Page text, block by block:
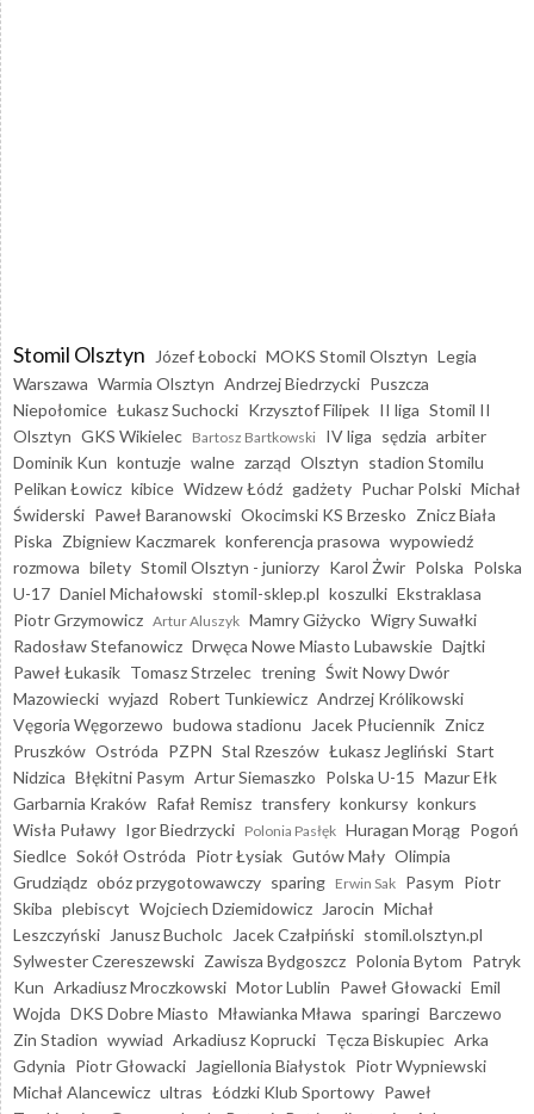
Stomil Olsztyn Józef Łobocki MOKS Stomil Olsztyn Legia
Warszawa Warmia Olsztyn Andrzej Biedrzycki Puszcza
Niepołomice Łukasz Suchocki Krzysztof Filipek II liga Stomil II
Olsztyn GKS Wikielec Bartosz Bartkowski IV liga sędzia arbiter
Dominik Kun kontuzje walne zarząd Olsztyn stadion Stomilu
Pelikan Łowicz kibice Widzew Łódź gadżety Puchar Polski Michał
Świderski Paweł Baranowski Okocimski KS Brzesko Znicz Biała
Piska Zbigniew Kaczmarek konferencja prasowa wypowiedź
rozmowa bilety Stomil Olsztyn - juniorzy Karol Żwir Polska Polska
U-17 Daniel Michałowski stomil-sklep.pl koszulki Ekstraklasa
Piotr Grzymowicz Artur Aluszyk Mamry Giżycko Wigry Suwałki
Radosław Stefanowicz Drwęca Nowe Miasto Lubawskie Dajtki
Paweł Łukasik Tomasz Strzelec trening Świt Nowy Dwór
Mazowiecki wyjazd Robert Tunkiewicz Andrzej Królikowski
Vęgoria Węgorzewo budowa stadionu Jacek Płuciennik Znicz
Pruszków Ostróda PZPN Stal Rzeszów Łukasz Jegliński Start
Nidzica Błękitni Pasym Artur Siemaszko Polska U-15 Mazur Ełk
Garbarnia Kraków Rafał Remisz transfery konkursy konkurs
Wisła Puławy Igor Biedrzycki Polonia Pasłęk Huragan Morąg Pogoń
Siedlce Sokół Ostróda Piotr Łysiak Gutów Mały Olimpia
Grudziądz obóz przygotowawczy sparing Erwin Sak Pasym Piotr
Skiba plebiscyt Wojciech Dziemidowicz Jarocin Michał
Leszczyński
Janusz Bucholc Jacek Czałpiński stomil.olsztyn.pl
Sylwester Czereszewski Zawisza Bydgoszcz Polonia Bytom Patryk
Kun Arkadiusz Mroczkowski Motor Lublin Paweł Głowacki Emil
Wojda DKS Dobre Miasto Mławianka Mława sparingi Barczewo
Zin Stadion wywiad Arkadiusz Koprucki Tęcza Biskupiec Arka
Gdynia Piotr Głowacki Jagiellonia Białystok Piotr Wypniewski
Michał Alancewicz ultras Łódzki Klub Sportowy Paweł